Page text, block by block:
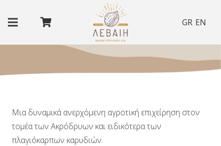
GR EN
Μια δυναμικά ανερχόμενη αγροτική επιχείρηση στον
τομέα των Ακρόδρυων και ειδικότερα των
πλαγιόκαρπων καρυδιών.